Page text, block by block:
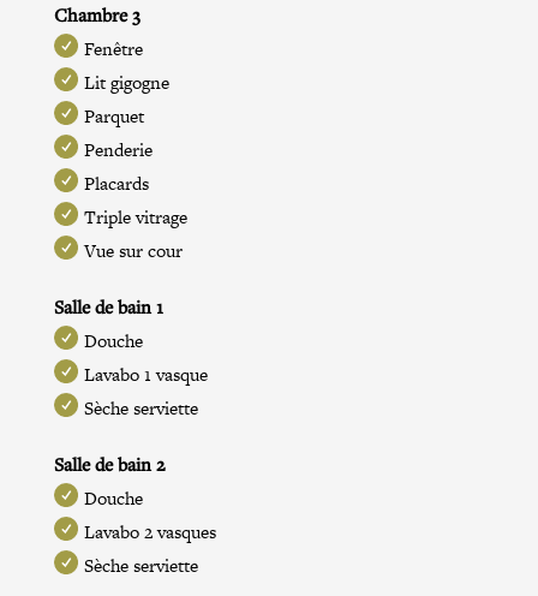
Chambre 3
Fenêtre
Lit gigogne
Parquet
Penderie
Placards
Triple vitrage
Vue sur cour
Salle de bain 1
Douche
Lavabo 1 vasque
Sèche serviette
Salle de bain 2
Douche
Lavabo 2 vasques
Sèche serviette